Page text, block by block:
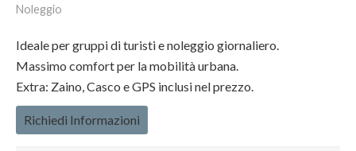
Noleggio
Ideale per gruppi di turisti e noleggio giornaliero.
Massimo comfort per la mobilità urbana.
Extra: Zaino, Casco e GPS inclusi nel prezzo.
Richiedi Informazioni